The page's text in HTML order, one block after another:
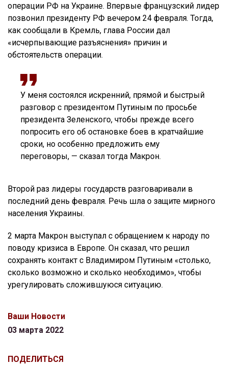
операции РФ на Украине. Впервые французский лидер
позвонил президенту РФ вечером 24 февраля. Тогда,
как сообщали в Кремль, глава России дал
«исчерпывающие разъяснения» причин и
обстоятельств операции.
У меня состоялся искренний, прямой и быстрый
разговор с президентом Путиным по просьбе
президента Зеленского, чтобы прежде всего
попросить его об остановке боев в кратчайшие
сроки, но особенно предложить ему
переговоры, — сказал тогда Макрон.
Второй раз лидеры государств разговаривали в
последний день февраля. Речь шла о защите мирного
населения Украины.
2 марта Макрон выступал с обращением к народу по
поводу кризиса в Европе. Он сказал, что решил
сохранять контакт с Владимиром Путиным «столько,
сколько возможно и сколько необходимо», чтобы
урегулировать сложившуюся ситуацию.
Ваши Новости
03 марта 2022
ПОДЕЛИТЬСЯ